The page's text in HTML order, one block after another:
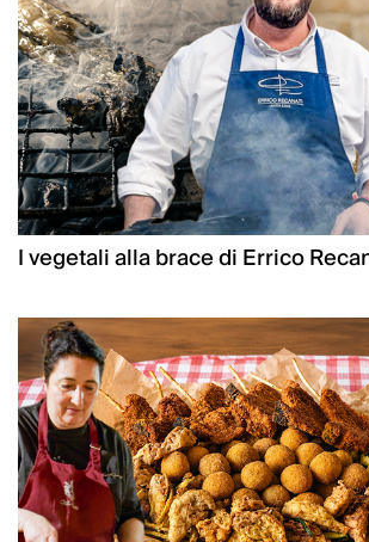
I vegetali alla brace di Errico